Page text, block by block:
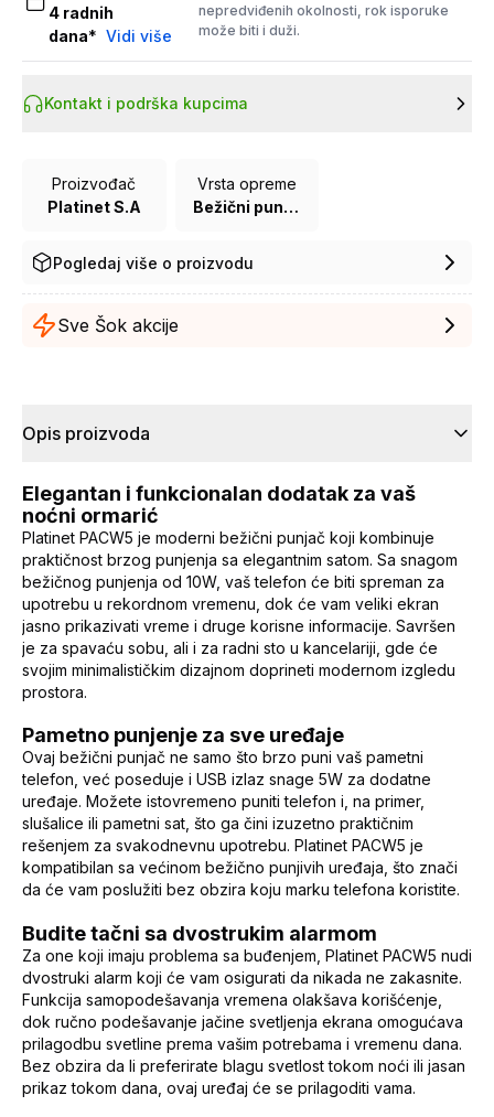
4 radnih
dana* Vidi više
nepredviđenih okolnosti, rok isporuke
može biti i duži.
Kontakt i podrška kupcima
Proizvođač
Platinet S.A
Vrsta opreme
Bežični punjač
Pogledaj više o proizvodu
Sve Šok akcije
Opis proizvoda
Elegantan i funkcionalan dodatak za vaš
noćni ormarić
Platinet PACW5 je moderni bežični punjač koji kombinuje
praktičnost brzog punjenja sa elegantnim satom. Sa snagom
bežičnog punjenja od 10W, vaš telefon će biti spreman za
upotrebu u rekordnom vremenu, dok će vam veliki ekran
jasno prikazivati vreme i druge korisne informacije. Savršen
je za spavaću sobu, ali i za radni sto u kancelariji, gde će
svojim minimalističkim dizajnom doprineti modernom izgledu
prostora.
Pametno punjenje za sve uređaje
Ovaj bežični punjač ne samo što brzo puni vaš pametni
telefon, već poseduje i USB izlaz snage 5W za dodatne
uređaje. Možete istovremeno puniti telefon i, na primer,
slušalice ili pametni sat, što ga čini izuzetno praktičnim
rešenjem za svakodnevnu upotrebu. Platinet PACW5 je
kompatibilan sa većinom bežično punjivih uređaja, što znači
da će vam poslužiti bez obzira koju marku telefona koristite.
Budite tačni sa dvostrukim alarmom
Za one koji imaju problema sa buđenjem, Platinet PACW5 nudi
dvostruki alarm koji će vam osigurati da nikada ne zakasnite.
Funkcija samopodešavanja vremena olakšava korišćenje,
dok ručno podešavanje jačine svetljenja ekrana omogućava
prilagodbu svetline prema vašim potrebama i vremenu dana.
Bez obzira da li preferirate blagu svetlost tokom noći ili jasan
prikaz tokom dana, ovaj uređaj će se prilagoditi vama.